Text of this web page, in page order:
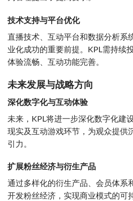
技术支持与平台优化
直播技术、互动平台和数据分析系
业化成功的重要前提。KPL需持续
体验流畅、互动功能完善。
未来发展与战略方向
深化数字化与互动体验
未来，KPL将进一步深化数字化建
现实及互动游戏环节，为观众提供
引力。
扩展粉丝经济与衍生产品
通过多样化的衍生产品、会员体系
开发粉丝经济，实现商业模式的可